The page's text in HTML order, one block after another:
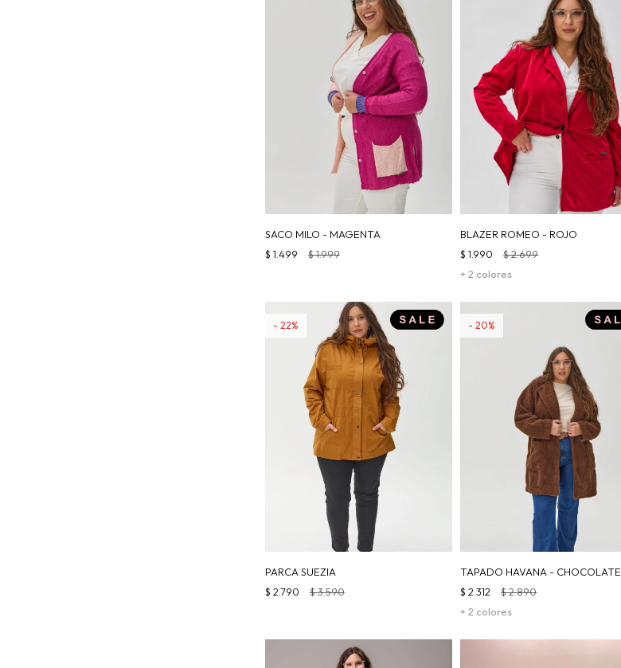
SACO MILO - MAGENTA
$ 1.499 $1.999
BLAZER ROMEO - ROJO
+ 2 colores
$ 1.990 $2.699
PARCA SUEZIA
$ 2.790 $3.590
22
TAPADO HAVANA - CHOCOLATE
+ 2 colores
$ 2.312 $2.890
20